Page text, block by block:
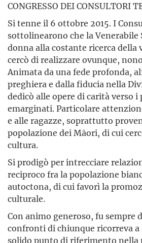
CONGRESSO DEI CONSULTORI
Si tenne il 6 ottobre 2015. I
sottolinearono che la Venerabile
donna alla costante ricerca della
cercò di realizzare ovunque,
Animata da una fede profonda,
preghiera e dalla fiducia nella
dedicò alle opere di carità verso i
emarginati. Particolare
e alle ragazze, soprattutto
popolazione dei Māori, di cui
cultura.
Si prodigò per intrecciare
reciproco fra la popolazione
autoctona, di cui favorì la
culturale.
Con animo generoso, fu sempre
confronti di chiunque ricorreva
solido punto di riferimento nella